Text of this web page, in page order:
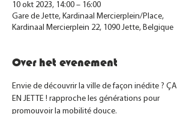
10 okt 2023, 14:00 – 16:00
Gare de Jette, Kardinaal Mercierplein/Place,
Kardinaal Mercierplein 22, 1090 Jette, Belgique
Over het evenement
Envie de découvrir la ville de façon inédite ? ÇA
EN JETTE ! rapproche les générations pour
promouvoir la mobilité douce.